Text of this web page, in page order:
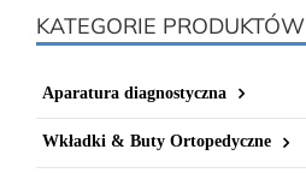
KATEGORIE PRODUKTÓW
Aparatura diagnostyczna
Wkładki & Buty Ortopedyczne